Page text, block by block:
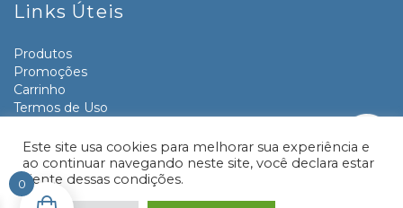
Links Úteis
Produtos
Promoções
Carrinho
Termos de Uso
Contato
© 2026 Livraria e Papelaria Paraná | Desenvolvido por:
Este site usa cookies para melhorar sua experiência e
ao continuar navegando neste site, você declara estar
ciente dessas condições.
0